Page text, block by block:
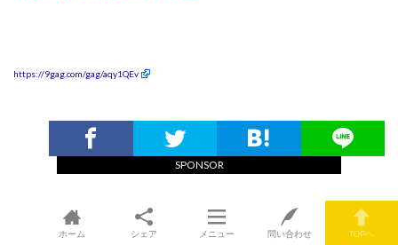
https://9gag.com/gag/aqy1QEv
SPONSOR
ホーム シェア メニュー 問い合わせ TOPへ